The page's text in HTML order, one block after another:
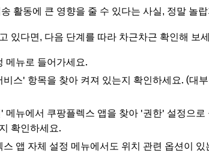
활동에 큰 영향을 줄 수 있다는 사실, 정말 놀
있다면, 다음 단계를 따라 차근차근 확인해 보
메뉴로 들어가세요.
스' 항목을 찾아 켜져 있는지 확인하세요. (대
메뉴에서 쿠팡플렉스 앱을 찾아 '권한' 설정으
확인하세요.
스 앱 자체 설정 메뉴에서도 위치 관련 옵션이 있